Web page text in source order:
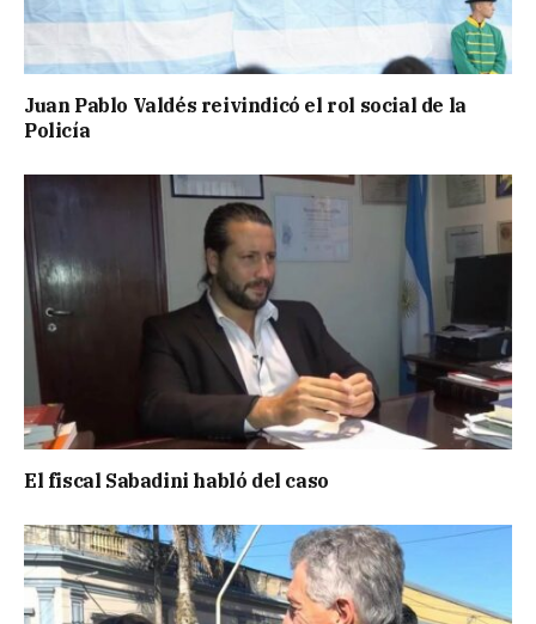
Juan Pablo Valdés reivindicó el rol social de la
Policía
El fiscal Sabadini habló del caso